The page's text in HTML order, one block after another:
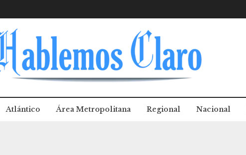
Atlántico Área Metropolitana Regional Nacional